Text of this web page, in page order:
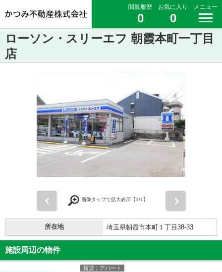
閲覧履歴
0
お気に入り
0
メニュー
ローソン・スリーエフ 朝霞本町一丁目
店
画像タップで拡大表示【1/1】
所在地 埼玉県朝霞市本町１丁目38-33
施設周辺の物件
賃貸｜アパート